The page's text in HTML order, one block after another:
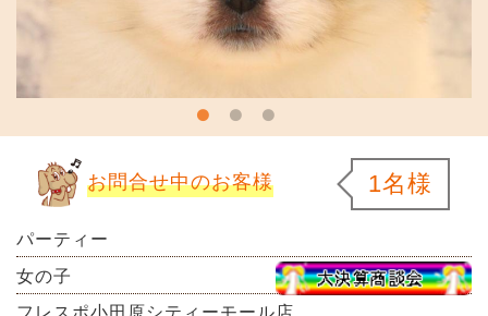
お問合せ中のお客様 1名様
パーティー
女の子